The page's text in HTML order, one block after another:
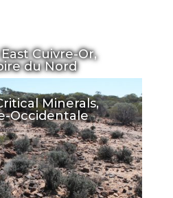
Cuivre-Or,
du Nord
Minerals,
Occidentale